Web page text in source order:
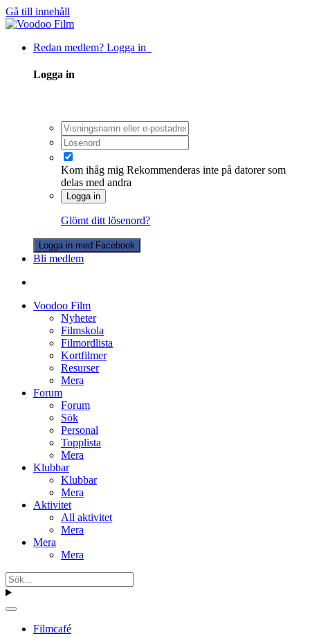
Gå till innehåll
Redan medlem? Logga in
Logga in
Kom ihåg mig Rekommenderas inte på datorer som
delas med andra
Logga in
Glömt ditt lösenord?
Logga in med Facebook
Bli medlem
Voodoo Film
Nyheter
Filmskola
Filmordlista
Kortfilmer
Resurser
Mera
Forum
Forum
Sök
Personal
Topplista
Mera
Klubbar
Klubbar
Mera
Aktivitet
All aktivitet
Mera
Mera
Mera
Filmcafé